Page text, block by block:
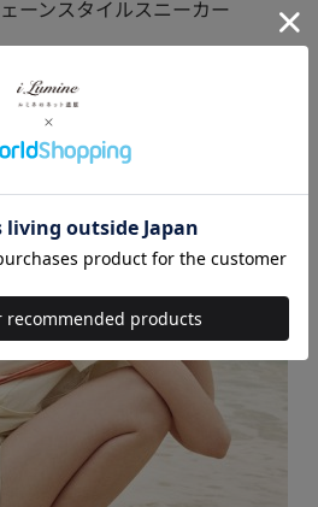
ーンスタイルスニーカー